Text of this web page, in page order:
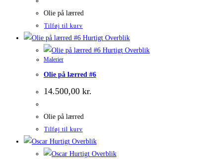
Olie på lærred
Tilføj til kurv
Hurtigt Overblik
Hurtigt Overblik
Malerier
Olie på lærred #6
14.500,00 kr.
Olie på lærred
Tilføj til kurv
Hurtigt Overblik
Hurtigt Overblik